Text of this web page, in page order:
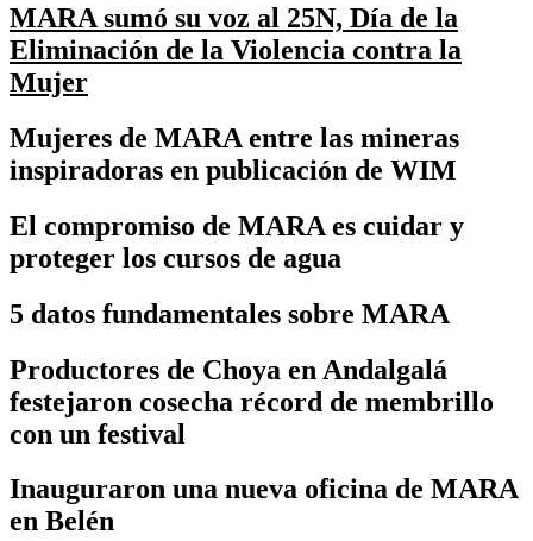
MARA sumó su voz al 25N, Día de la
Eliminación de la Violencia contra la
Mujer
Mujeres de MARA entre las mineras
inspiradoras en publicación de WIM
El compromiso de MARA es cuidar y
proteger los cursos de agua
5 datos fundamentales sobre MARA
Productores de Choya en Andalgalá
festejaron cosecha récord de membrillo
con un festival
Inauguraron una nueva oficina de MARA
en Belén